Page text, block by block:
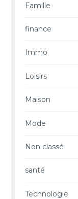
Famille
finance
Immo
Loisirs
Maison
Mode
Non classé
santé
Technologie